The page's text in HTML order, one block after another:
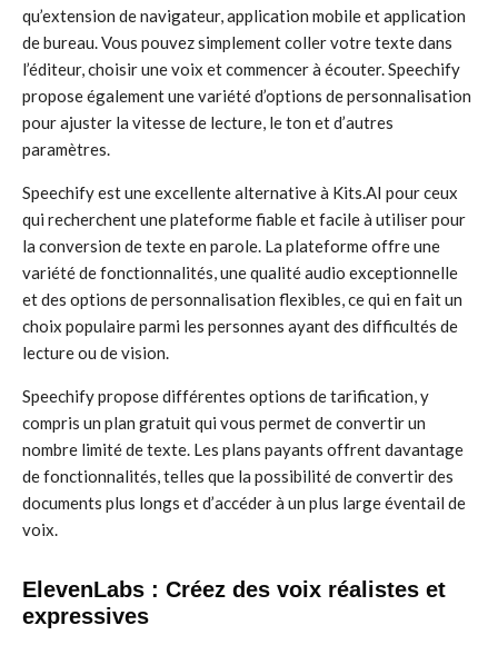
qu’extension de navigateur, application mobile et application
de bureau. Vous pouvez simplement coller votre texte dans
l’éditeur, choisir une voix et commencer à écouter. Speechify
propose également une variété d’options de personnalisation
pour ajuster la vitesse de lecture, le ton et d’autres
paramètres.
Speechify est une excellente alternative à Kits.AI pour ceux
qui recherchent une plateforme fiable et facile à utiliser pour
la conversion de texte en parole. La plateforme offre une
variété de fonctionnalités, une qualité audio exceptionnelle
et des options de personnalisation flexibles, ce qui en fait un
choix populaire parmi les personnes ayant des difficultés de
lecture ou de vision.
Speechify propose différentes options de tarification, y
compris un plan gratuit qui vous permet de convertir un
nombre limité de texte. Les plans payants offrent davantage
de fonctionnalités, telles que la possibilité de convertir des
documents plus longs et d’accéder à un plus large éventail de
voix.
ElevenLabs : Créez des voix réalistes et
expressives